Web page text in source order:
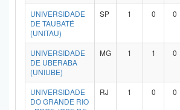
UNIVERSIDADE
DE TAUBATÉ
(UNITAU)
SP 1 0 0
UNIVERSIDADE
DE UBERABA
(UNIUBE)
MG 1 1 0
UNIVERSIDADE
DO GRANDE RIO
RJ 1 0 0